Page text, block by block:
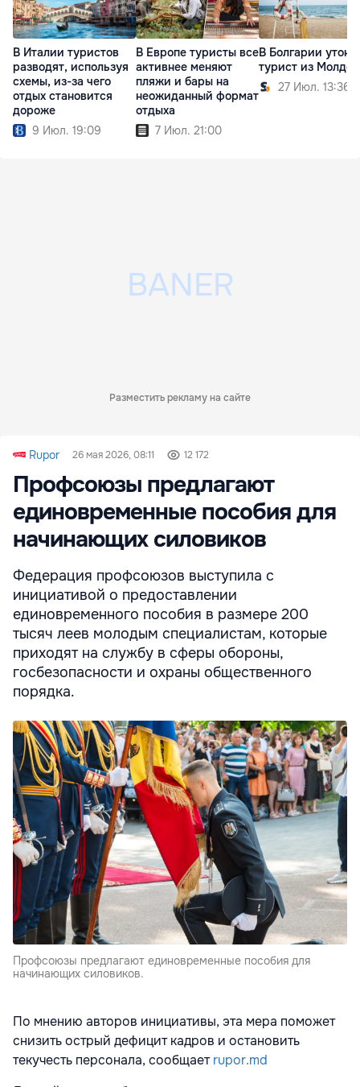
В Италии туристов
разводят, используя
схемы, из-за чего
отдых становится
дороже
9 Июл. 19:09
В Европе туристы все
активнее меняют
пляжи и бары на
неожиданный формат
отдыха
7 Июл. 21:00
В Болгарии
турист из
27 Июл. 13:36
Разместить рекламу на сайте
Rupor 26 мая 2026, 08:11 12 172
Профсоюзы предлагают
единовременные пособия для
начинающих силовиков
Федерация профсоюзов выступила с
инициативой о предоставлении
единовременного пособия в размере 200
тысяч леев молодым специалистам, которые
приходят на службу в сферы обороны,
госбезопасности и охраны общественного
порядка.
Профсоюзы предлагают единовременные пособия для
начинающих силовиков.
По мнению авторов инициативы, эта мера поможет
снизить острый дефицит кадров и остановить
текучесть персонала, сообщаетrupor.md